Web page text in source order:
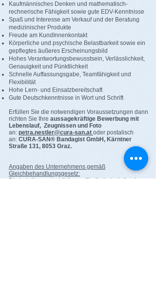
Kaufmännisches Denken und mathematisch-
rechnerische Fähigkeit sowie gute EDV-Kenntnisse
Spaß und Interesse am Verkauf und der Beratung
medizinischer Produkte
Freude am KundInnenkontakt
Körperliche und psychische Belastbarkeit sowie ein
gepflegtes äußeres Erscheinungsbild
Hohes Verantwortungsbewusstsein, Verlässlichkeit,
Genauigkeit und Pünktlichkeit
Schnelle Auffassungsgabe, Teamfähigkeit und
Flexibilität
Hohe Lern- und Einsatzbereitschaft
Gute Deutschkenntnisse in Wort und Schrift
Erfüllen Sie die notwendigen Voraussetzungen dann
richten Sie Ihre aussagekräftige Bewerbung mit
Lebenslauf, Zeugnissen und Foto
an: petra.nestler@cura-san.at oder postalisch
an: CURA-SAN® Bandagist GmbH, Kärntner
Straße 131, 8053 Graz.
Angaben des Unternehmens gemäß
Gleichbehandlungsgesetz:
Die Lehrlingsentschädigung für die Lehrstelle als